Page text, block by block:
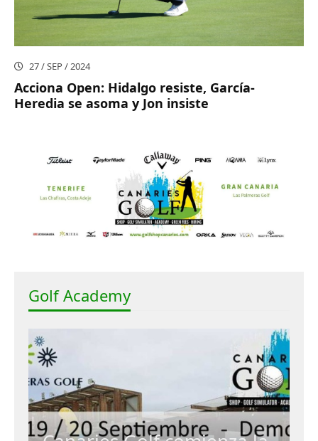
27 / SEP / 2024
Acciona Open: Hidalgo resiste, García-
Heredia se asoma y Jon insiste
Golf Academy